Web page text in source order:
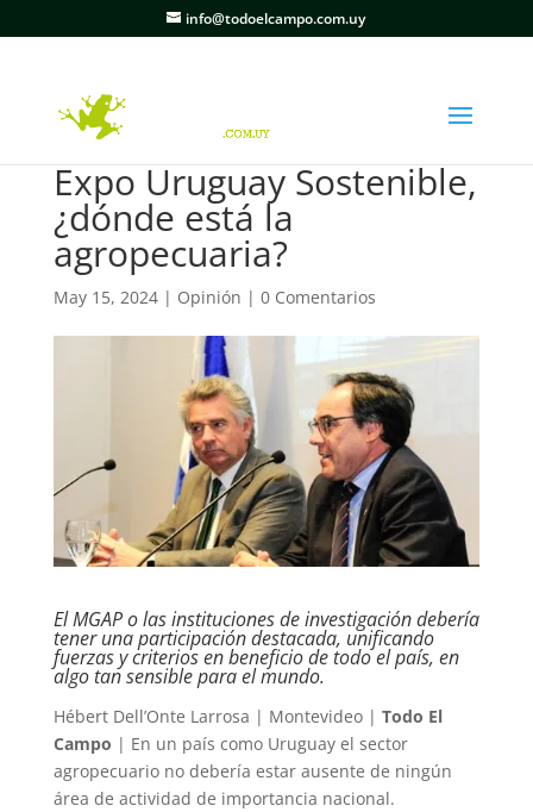
info@todoelcampo.com.uy
Expo Uruguay Sostenible,
¿dónde está la
agropecuaria?
May 15, 2024| Opinión | 0 Comentarios
El MGAP o las instituciones de investigación debería
tener una participación destacada, unificando
fuerzas y criterios en beneficio de todo el país, en
algo tan sensible para el mundo.
Hébert Dell’Onte Larrosa | Montevideo | Todo El
Campo | En un país como Uruguay el sector
agropecuario no debería estar ausente de ningún
área de actividad de importancia nacional.